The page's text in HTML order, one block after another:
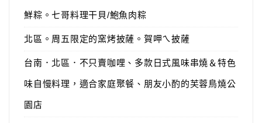
鮮粽。七哥料理干貝/鮑魚肉粽
北區。周五限定的窯烤披薩。賀呷ㄟ披薩
台南．北區．不只賣咖哩、多款日式風味串燒＆特色
味自慢料理，適合家庭聚餐、朋友小酌的芙蓉鳥燒公
園店